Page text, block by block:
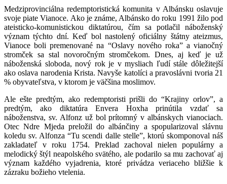
Medziprovinciálna redemptoristická komunita v Albánsku oslavuje
svoje piate Vianoce. Ako je známe, Albánsko do roku 1991 žilo pod
ateisticko-komunistickou diktatúrou, čím sa potlačil náboženský
význam týchto dní. Keď bol nastolený oficiálny štátny ateizmus,
Vianoce boli premenované na “Oslavy nového roka” a vianočný
stromček sa stal novoročným stromčekom. Dnes, aj keď je už
náboženská sloboda, nový rok je v mysliach ľudí stále dôležitejší
ako oslava narodenia Krista. Navyše katolíci a pravoslávni tvoria 21
% obyvateľstva, v ktorom je väčšina moslimov.
Ale ešte predtým, ako redemptoristi prišli do “Krajiny orlov”, a
predtým, ako diktatúra Envera Hoxha prinútila vzdať sa
náboženstva, sv. Alfonz už bol prítomný v albánskych vianociach.
Otec Ndre Mjeda preložil do albánčiny a spopularizoval slávnu
koledu sv. Alfonza “Tu scendi dalle stelle”, ktorú skomponoval náš
zakladateľ v roku 1754. Preklad zachoval nielen populárny a
melodický štýl neapolského svätého, ale podarilo sa mu zachovať aj
význam každého vyjadrenia, ktoré privádza veriaceho bližšie k
zázraku božieho vtelenia.